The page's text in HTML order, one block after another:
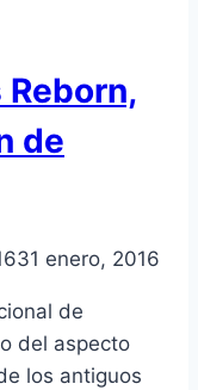
de
31 enero, 2016
de
del aspecto
los antiguos